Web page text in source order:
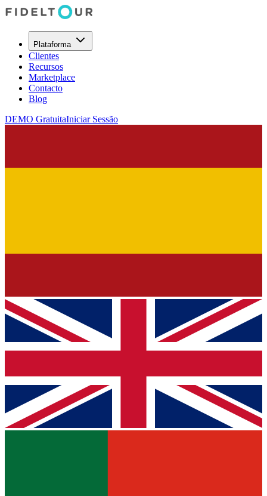
Plataforma
Clientes
Recursos
Marketplace
Contacto
Blog
DEMO GratuitaIniciar Sessão